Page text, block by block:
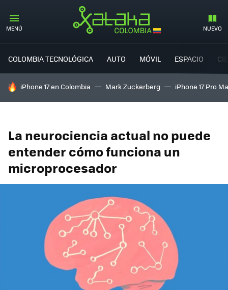
MENÚ NUEVO
COLOMBIA TECNOLÓGICA AUTO MÓVIL ESPACIO
HOY SE HABLA DE
iPhone 17 en Colombia Mark Zuckerberg iPhone 17 Pro
La neurociencia actual no puede
entender cómo funciona un
microprocesador